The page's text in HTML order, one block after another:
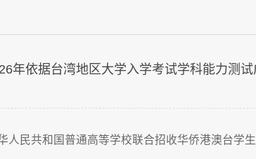
年依据台湾地区大学入学考试学科能力测
人民共和国普通高等学校联合招收华侨港澳台学